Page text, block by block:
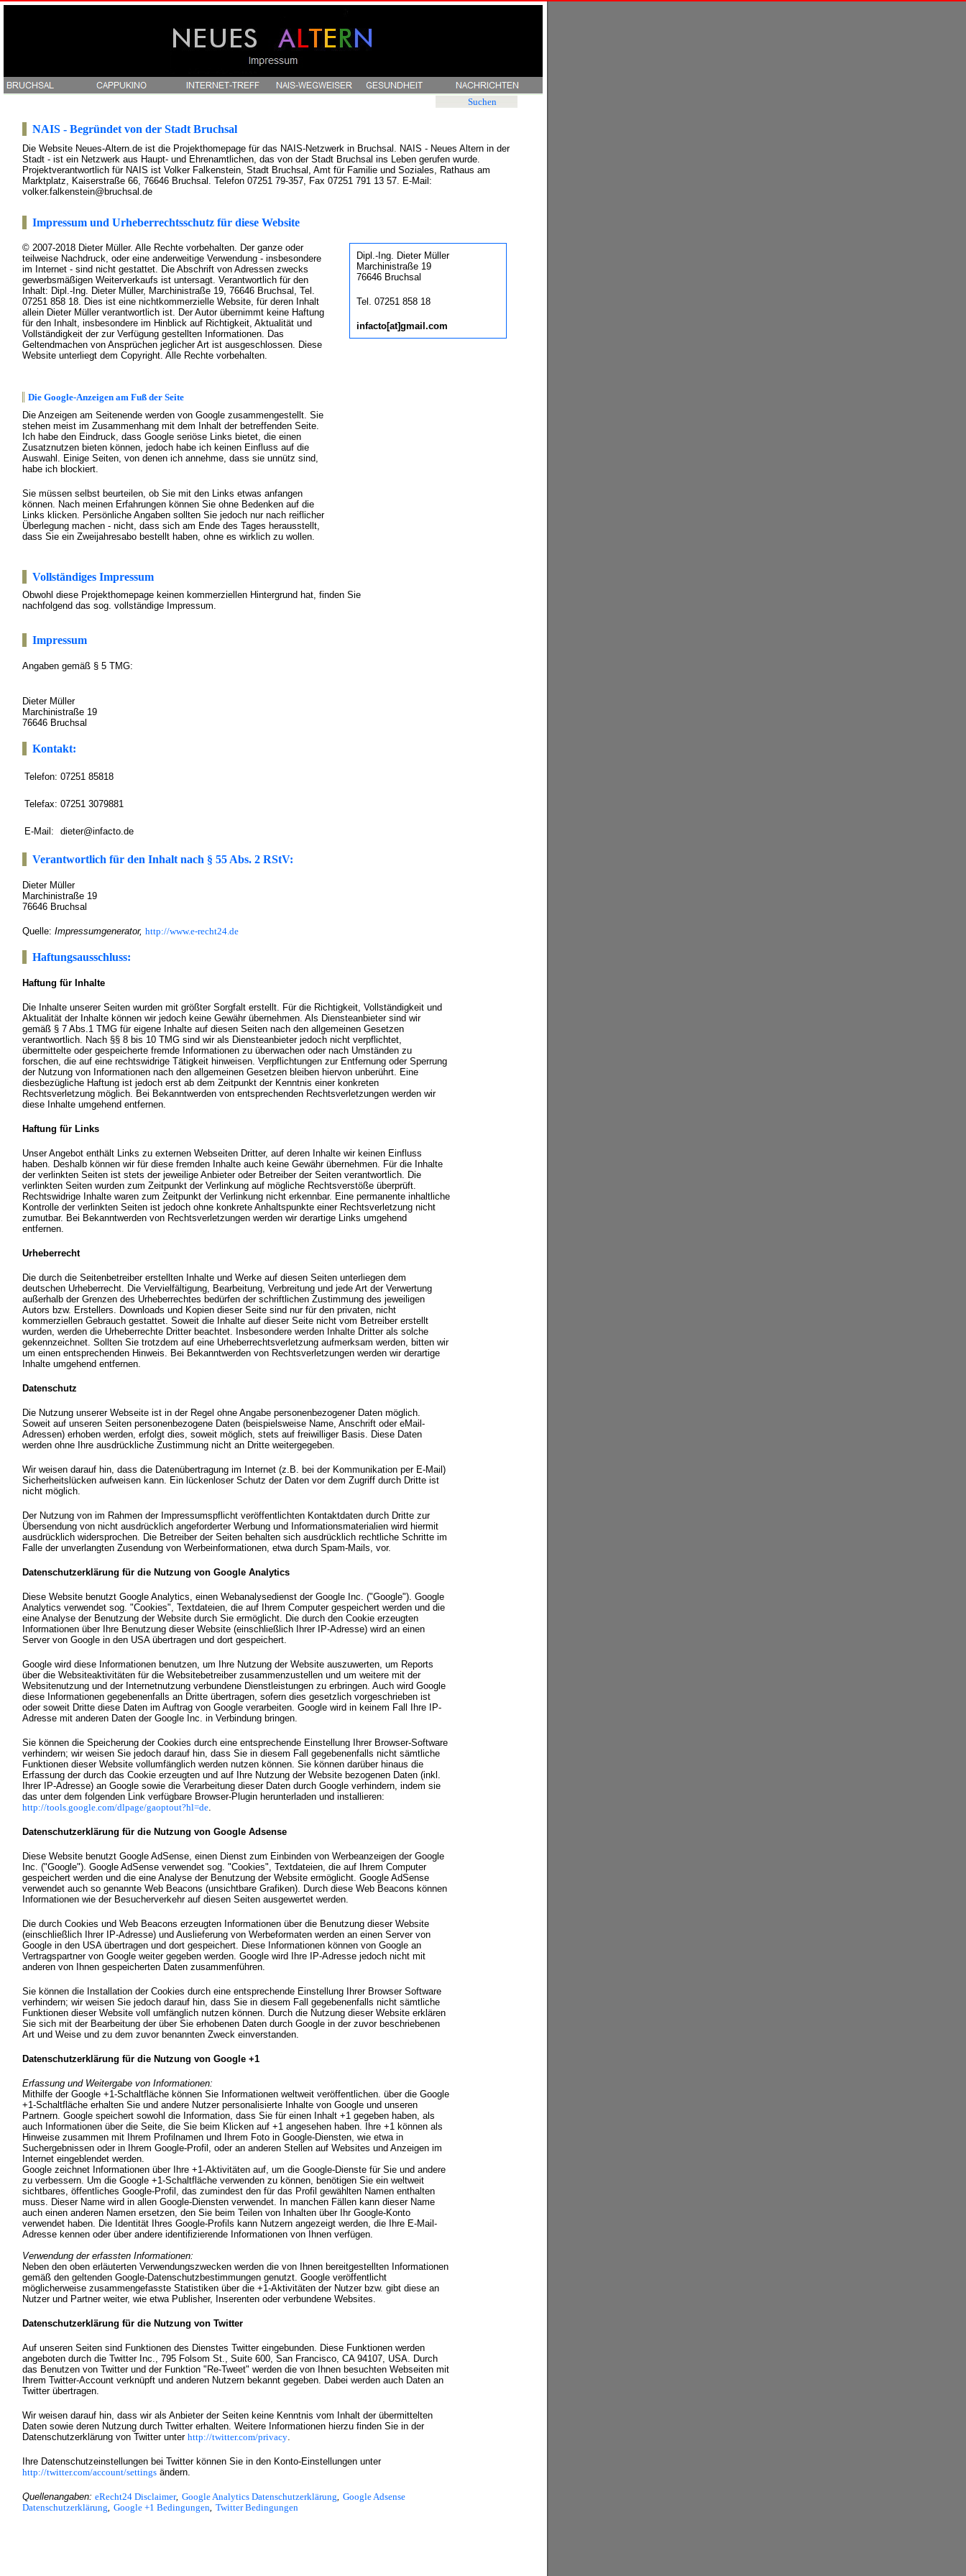
Suchen
NAIS - Begründet von der Stadt Bruchsal
Die Website Neues-Altern.de ist die Projekthomepage für das NAIS-Netzwerk in Bruchsal. NAIS - Neues Altern in der
Stadt - ist ein Netzwerk aus Haupt- und Ehrenamtlichen, das von der Stadt Bruchsal ins Leben gerufen wurde.
Projektverantwortlich für NAIS ist Volker Falkenstein, Stadt Bruchsal, Amt für Familie und Soziales, Rathaus am
Marktplatz, Kaiserstraße 66, 76646 Bruchsal. Telefon 07251 79-357, Fax 07251 791 13 57. E-Mail:
volker.falkenstein@bruchsal.de
Impressum und Urheberrechtsschutz für diese Website
© 2007-2018 Dieter Müller. Alle Rechte vorbehalten. Der ganze oder
teilweise Nachdruck, oder eine anderweitige Verwendung - insbesondere
im Internet - sind nicht gestattet. Die Abschrift von Adressen zwecks
gewerbsmäßigen Weiterverkaufs ist untersagt. Verantwortlich für den
Inhalt: Dipl.-Ing. Dieter Müller, Marchinistraße 19, 76646 Bruchsal, Tel.
07251 858 18. Dies ist eine nichtkommerzielle Website, für deren Inhalt
allein Dieter Müller verantwortlich ist. Der Autor übernimmt keine Haftung
für den Inhalt, insbesondere im Hinblick auf Richtigkeit, Aktualität und
Vollständigkeit der zur Verfügung gestellten Informationen. Das
Geltendmachen von Ansprüchen jeglicher Art ist ausgeschlossen. Diese
Website unterliegt dem Copyright. Alle Rechte vorbehalten.
Die Google-Anzeigen am Fuß der Seite
Die Anzeigen am Seitenende werden von Google zusammengestellt. Sie
stehen meist im Zusammenhang mit dem Inhalt der betreffenden Seite.
Ich habe den Eindruck, dass Google seriöse Links bietet, die einen
Zusatznutzen bieten können, jedoch habe ich keinen Einfluss auf die
Auswahl. Einige Seiten, von denen ich annehme, dass sie unnütz sind,
habe ich blockiert.
Sie müssen selbst beurteilen, ob Sie mit den Links etwas anfangen
können. Nach meinen Erfahrungen können Sie ohne Bedenken auf die
Links klicken. Persönliche Angaben sollten Sie jedoch nur nach reiflicher
Überlegung machen - nicht, dass sich am Ende des Tages herausstellt,
dass Sie ein Zweijahresabo bestellt haben, ohne es wirklich zu wollen.
Dipl.-Ing. Dieter Müller
Marchinistraße 19
76646 Bruchsal
Tel. 07251 858 18
infacto[at]gmail.com
Vollständiges Impressum
Obwohl diese Projekthomepage keinen kommerziellen Hintergrund hat, finden Sie
nachfolgend das sog. vollständige Impressum.
Impressum
Angaben gemäß § 5 TMG:
Dieter Müller
Marchinistraße 19
76646 Bruchsal
Kontakt:
Telefon: 07251 85818
Telefax: 07251 3079881
E-Mail: dieter@infacto.de
Verantwortlich für den Inhalt nach § 55 Abs. 2 RStV:
Dieter Müller
Marchinistraße 19
76646 Bruchsal
Quelle: Impressumgenerator, http://www.e-recht24.de
Haftungsausschluss:
Haftung für Inhalte
Die Inhalte unserer Seiten wurden mit größter Sorgfalt erstellt. Für die Richtigkeit, Vollständigkeit und
Aktualität der Inhalte können wir jedoch keine Gewähr übernehmen. Als Diensteanbieter sind wir
gemäß § 7 Abs.1 TMG für eigene Inhalte auf diesen Seiten nach den allgemeinen Gesetzen
verantwortlich. Nach §§ 8 bis 10 TMG sind wir als Diensteanbieter jedoch nicht verpflichtet,
übermittelte oder gespeicherte fremde Informationen zu überwachen oder nach Umständen zu
forschen, die auf eine rechtswidrige Tätigkeit hinweisen. Verpflichtungen zur Entfernung oder Sperrung
der Nutzung von Informationen nach den allgemeinen Gesetzen bleiben hiervon unberührt. Eine
diesbezügliche Haftung ist jedoch erst ab dem Zeitpunkt der Kenntnis einer konkreten
Rechtsverletzung möglich. Bei Bekanntwerden von entsprechenden Rechtsverletzungen werden wir
diese Inhalte umgehend entfernen.
Haftung für Links
Unser Angebot enthält Links zu externen Webseiten Dritter, auf deren Inhalte wir keinen Einfluss
haben. Deshalb können wir für diese fremden Inhalte auch keine Gewähr übernehmen. Für die Inhalte
der verlinkten Seiten ist stets der jeweilige Anbieter oder Betreiber der Seiten verantwortlich. Die
verlinkten Seiten wurden zum Zeitpunkt der Verlinkung auf mögliche Rechtsverstöße überprüft.
Rechtswidrige Inhalte waren zum Zeitpunkt der Verlinkung nicht erkennbar. Eine permanente inhaltliche
Kontrolle der verlinkten Seiten ist jedoch ohne konkrete Anhaltspunkte einer Rechtsverletzung nicht
zumutbar. Bei Bekanntwerden von Rechtsverletzungen werden wir derartige Links umgehend
entfernen.
Urheberrecht
Die durch die Seitenbetreiber erstellten Inhalte und Werke auf diesen Seiten unterliegen dem
deutschen Urheberrecht. Die Vervielfältigung, Bearbeitung, Verbreitung und jede Art der Verwertung
außerhalb der Grenzen des Urheberrechtes bedürfen der schriftlichen Zustimmung des jeweiligen
Autors bzw. Erstellers. Downloads und Kopien dieser Seite sind nur für den privaten, nicht
kommerziellen Gebrauch gestattet. Soweit die Inhalte auf dieser Seite nicht vom Betreiber erstellt
wurden, werden die Urheberrechte Dritter beachtet. Insbesondere werden Inhalte Dritter als solche
gekennzeichnet. Sollten Sie trotzdem auf eine Urheberrechtsverletzung aufmerksam werden, bitten wir
um einen entsprechenden Hinweis. Bei Bekanntwerden von Rechtsverletzungen werden wir derartige
Inhalte umgehend entfernen.
Datenschutz
Die Nutzung unserer Webseite ist in der Regel ohne Angabe personenbezogener Daten möglich.
Soweit auf unseren Seiten personenbezogene Daten (beispielsweise Name, Anschrift oder eMail-
Adressen) erhoben werden, erfolgt dies, soweit möglich, stets auf freiwilliger Basis. Diese Daten
werden ohne Ihre ausdrückliche Zustimmung nicht an Dritte weitergegeben.
Wir weisen darauf hin, dass die Datenübertragung im Internet (z.B. bei der Kommunikation per E-Mail)
Sicherheitslücken aufweisen kann. Ein lückenloser Schutz der Daten vor dem Zugriff durch Dritte ist
nicht möglich.
Der Nutzung von im Rahmen der Impressumspflicht veröffentlichten Kontaktdaten durch Dritte zur
Übersendung von nicht ausdrücklich angeforderter Werbung und Informationsmaterialien wird hiermit
ausdrücklich widersprochen. Die Betreiber der Seiten behalten sich ausdrücklich rechtliche Schritte im
Falle der unverlangten Zusendung von Werbeinformationen, etwa durch Spam-Mails, vor.
Datenschutzerklärung für die Nutzung von Google Analytics
Diese Website benutzt Google Analytics, einen Webanalysedienst der Google Inc. ("Google"). Google
Analytics verwendet sog. "Cookies", Textdateien, die auf Ihrem Computer gespeichert werden und die
eine Analyse der Benutzung der Website durch Sie ermöglicht. Die durch den Cookie erzeugten
Informationen über Ihre Benutzung dieser Website (einschließlich Ihrer IP-Adresse) wird an einen
Server von Google in den USA übertragen und dort gespeichert.
Google wird diese Informationen benutzen, um Ihre Nutzung der Website auszuwerten, um Reports
über die Websiteaktivitäten für die Websitebetreiber zusammenzustellen und um weitere mit der
Websitenutzung und der Internetnutzung verbundene Dienstleistungen zu erbringen. Auch wird Google
diese Informationen gegebenenfalls an Dritte übertragen, sofern dies gesetzlich vorgeschrieben ist
oder soweit Dritte diese Daten im Auftrag von Google verarbeiten. Google wird in keinem Fall Ihre IP-
Adresse mit anderen Daten der Google Inc. in Verbindung bringen.
Sie können die Speicherung der Cookies durch eine entsprechende Einstellung Ihrer Browser-Software
verhindern; wir weisen Sie jedoch darauf hin, dass Sie in diesem Fall gegebenenfalls nicht sämtliche
Funktionen dieser Website vollumfänglich werden nutzen können. Sie können darüber hinaus die
Erfassung der durch das Cookie erzeugten und auf Ihre Nutzung der Website bezogenen Daten (inkl.
Ihrer IP-Adresse) an Google sowie die Verarbeitung dieser Daten durch Google verhindern, indem sie
das unter dem folgenden Link verfügbare Browser-Plugin herunterladen und installieren:
http://tools.google.com/dlpage/gaoptout?hl=de.
Datenschutzerklärung für die Nutzung von Google Adsense
Diese Website benutzt Google AdSense, einen Dienst zum Einbinden von Werbeanzeigen der Google
Inc. ("Google"). Google AdSense verwendet sog. "Cookies", Textdateien, die auf Ihrem Computer
gespeichert werden und die eine Analyse der Benutzung der Website ermöglicht. Google AdSense
verwendet auch so genannte Web Beacons (unsichtbare Grafiken). Durch diese Web Beacons können
Informationen wie der Besucherverkehr auf diesen Seiten ausgewertet werden.
Die durch Cookies und Web Beacons erzeugten Informationen über die Benutzung dieser Website
(einschließlich Ihrer IP-Adresse) und Auslieferung von Werbeformaten werden an einen Server von
Google in den USA übertragen und dort gespeichert. Diese Informationen können von Google an
Vertragspartner von Google weiter gegeben werden. Google wird Ihre IP-Adresse jedoch nicht mit
anderen von Ihnen gespeicherten Daten zusammenführen.
Sie können die Installation der Cookies durch eine entsprechende Einstellung Ihrer Browser Software
verhindern; wir weisen Sie jedoch darauf hin, dass Sie in diesem Fall gegebenenfalls nicht sämtliche
Funktionen dieser Website voll umfänglich nutzen können. Durch die Nutzung dieser Website erklären
Sie sich mit der Bearbeitung der über Sie erhobenen Daten durch Google in der zuvor beschriebenen
Art und Weise und zu dem zuvor benannten Zweck einverstanden.
Datenschutzerklärung für die Nutzung von Google +1
Erfassung und Weitergabe von Informationen:
Mithilfe der Google +1-Schaltfläche können Sie Informationen weltweit veröffentlichen. über die Google
+1-Schaltfläche erhalten Sie und andere Nutzer personalisierte Inhalte von Google und unseren
Partnern. Google speichert sowohl die Information, dass Sie für einen Inhalt +1 gegeben haben, als
auch Informationen über die Seite, die Sie beim Klicken auf +1 angesehen haben. Ihre +1 können als
Hinweise zusammen mit Ihrem Profilnamen und Ihrem Foto in Google-Diensten, wie etwa in
Suchergebnissen oder in Ihrem Google-Profil, oder an anderen Stellen auf Websites und Anzeigen im
Internet eingeblendet werden.
Google zeichnet Informationen über Ihre +1-Aktivitäten auf, um die Google-Dienste für Sie und andere
zu verbessern. Um die Google +1-Schaltfläche verwenden zu können, benötigen Sie ein weltweit
sichtbares, öffentliches Google-Profil, das zumindest den für das Profil gewählten Namen enthalten
muss. Dieser Name wird in allen Google-Diensten verwendet. In manchen Fällen kann dieser Name
auch einen anderen Namen ersetzen, den Sie beim Teilen von Inhalten über Ihr Google-Konto
verwendet haben. Die Identität Ihres Google-Profils kann Nutzern angezeigt werden, die Ihre E-Mail-
Adresse kennen oder über andere identifizierende Informationen von Ihnen verfügen.
Verwendung der erfassten Informationen:
Neben den oben erläuterten Verwendungszwecken werden die von Ihnen bereitgestellten Informationen
gemäß den geltenden Google-Datenschutzbestimmungen genutzt. Google veröffentlicht
möglicherweise zusammengefasste Statistiken über die +1-Aktivitäten der Nutzer bzw. gibt diese an
Nutzer und Partner weiter, wie etwa Publisher, Inserenten oder verbundene Websites.
Datenschutzerklärung für die Nutzung von Twitter
Auf unseren Seiten sind Funktionen des Dienstes Twitter eingebunden. Diese Funktionen werden
angeboten durch die Twitter Inc., 795 Folsom St., Suite 600, San Francisco, CA 94107, USA. Durch
das Benutzen von Twitter und der Funktion "Re-Tweet" werden die von Ihnen besuchten Webseiten mit
Ihrem Twitter-Account verknüpft und anderen Nutzern bekannt gegeben. Dabei werden auch Daten an
Twitter übertragen.
Wir weisen darauf hin, dass wir als Anbieter der Seiten keine Kenntnis vom Inhalt der übermittelten
Daten sowie deren Nutzung durch Twitter erhalten. Weitere Informationen hierzu finden Sie in der
Datenschutzerklärung von Twitter unter http://twitter.com/privacy.
Ihre Datenschutzeinstellungen bei Twitter können Sie in den Konto-Einstellungen unter
http://twitter.com/account/settings ändern.
Quellenangaben: eRecht24 Disclaimer, Google Analytics Datenschutzerklärung, Google Adsense
Datenschutzerklärung, Google +1 Bedingungen, Twitter Bedingungen